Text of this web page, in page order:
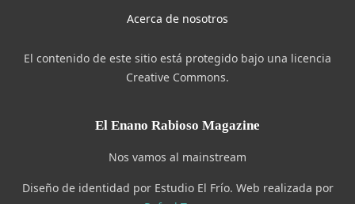
Acerca de nosotros
El contenido de este sitio está protegido bajo una licencia
Creative Commons.
El Enano Rabioso Magazine
Nos vamos al mainstream
Diseño de identidad por Estudio El Frío. Web realizada por